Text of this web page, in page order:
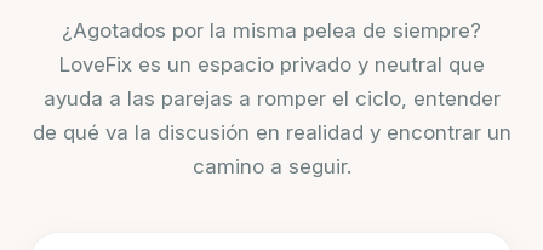
¿Agotados por la misma pelea de siempre?
LoveFix es un espacio privado y neutral que
ayuda a las parejas a romper el ciclo, entender
de qué va la discusión en realidad y encontrar un
camino a seguir.